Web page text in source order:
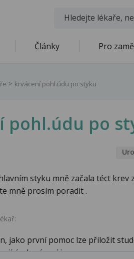
Články Pro
krvácení pohl.údu po styku
pohl.údu po
styku mně začala téct krev
mně prosím poradit .
jako první pomoc lze přiložit
krvácení je...